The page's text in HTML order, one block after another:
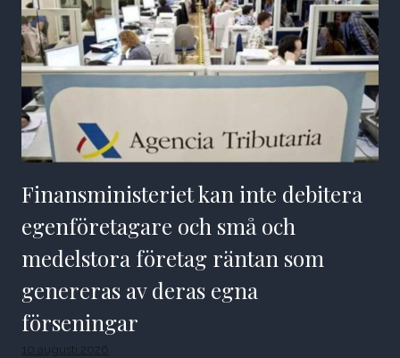
Finansministeriet kan inte debitera
egenföretagare och små och
medelstora företag räntan som
genereras av deras egna
förseningar
10 augusti 2026